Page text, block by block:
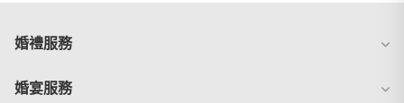
婚禮服務
婚宴服務